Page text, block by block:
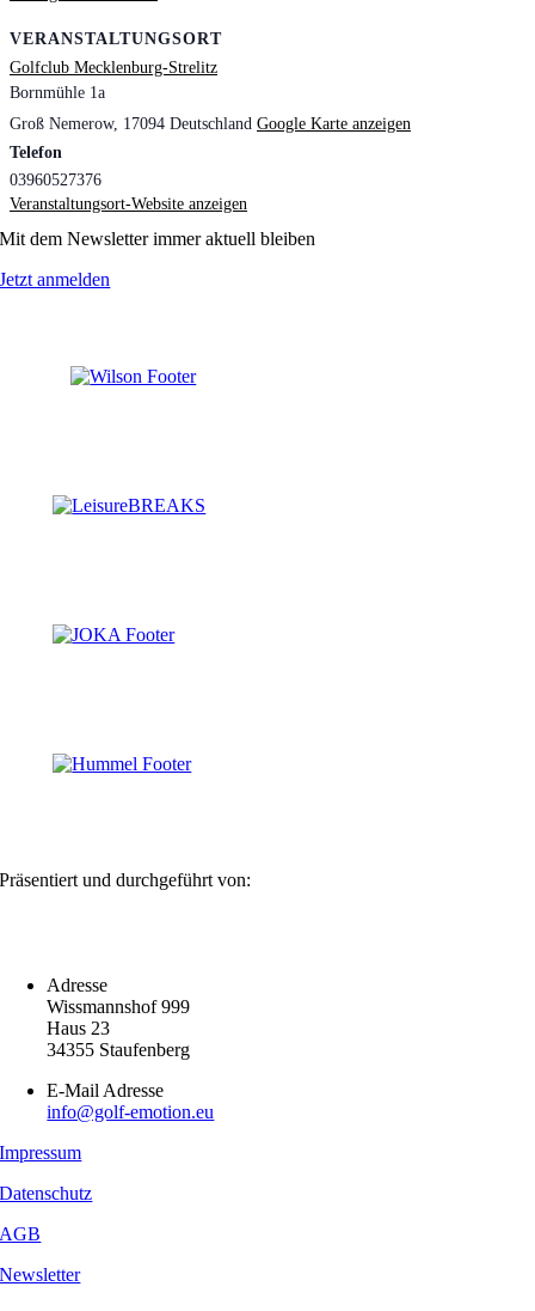
VERANSTALTUNGSORT
Golfclub Mecklenburg-Strelitz
Bornmühle 1a
Groß Nemerow, 17094 Deutschland Google Karte anzeigen
Telefon
03960527376
Veranstaltungsort-Website anzeigen
Mit dem Newsletter immer aktuell bleiben
Jetzt anmelden
Präsentiert und durchgeführt von:
Adresse
Wissmannshof 999
Haus 23
34355 Staufenberg
E-Mail Adresse
info@golf-emotion.eu
Impressum
Datenschutz
AGB
Newsletter